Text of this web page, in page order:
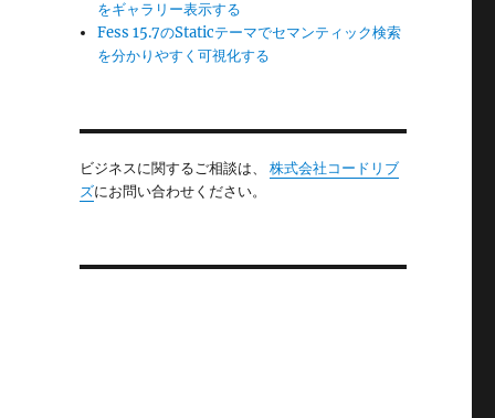
をギャラリー表示する
Fess 15.7のStaticテーマでセマンティック検索
を分かりやすく可視化する
ビジネスに関するご相談は、 株式会社コードリブ
ズにお問い合わせください。